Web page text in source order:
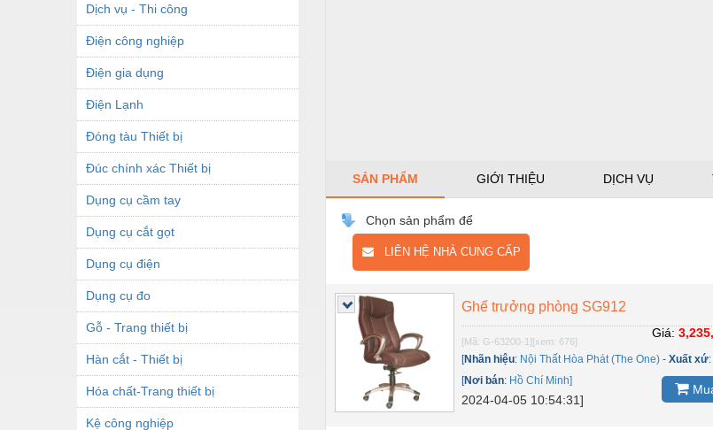
Dịch vụ - Thi công
Điện công nghiệp
Điện gia dụng
Điện Lạnh
Đóng tàu Thiết bị
Đúc chính xác Thiết bị
Dụng cụ cầm tay
Dụng cụ cắt gọt
Dụng cụ điện
Dụng cụ đo
Gỗ - Trang thiết bị
Hàn cắt - Thiết bị
Hóa chất-Trang thiết bị
Kệ công nghiệp
SẢN PHẨM GIỚI THIỆU DỊCH VỤ
Chọn sản phẩm để
LIÊN HỆ NHÀ CUNG CẤP
Ghế trưởng phòng SG912
[Mã: G-63200-1][xem: 676]
[Nhãn hiệu: Nội Thất Hòa Phát (The One) -Xuất xứ
[Nơi bán: Hồ Chí Minh]
2024-04-05 10:54:31]
Giá: